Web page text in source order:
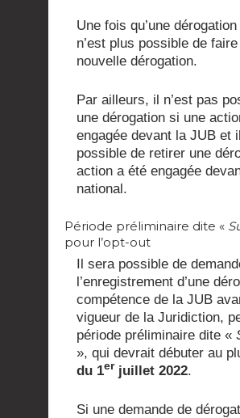
Une fois qu’une
n’est plus possible de
nouvelle dérogation.
Par ailleurs, il n’est pas
une dérogation si une
engagée devant la JUB et
possible de retirer une
action a été engagée
national.
Période préliminaire dite «
pour l’opt-out
Il sera possible de
l’enregistrement d’une
compétence de la JUB
vigueur de la Juridiction,
période préliminaire dite «
», qui devrait débuter au
du 1erjuillet 2022.
Si une demande de